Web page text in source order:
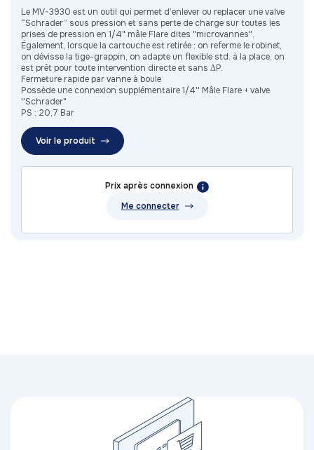
Le MV-3930 est un outil qui permet d’enlever ou replacer une valve
“Schrader” sous pression et sans perte de charge sur toutes les
prises de pression en 1/4" mâle Flare dites "microvannes".
Également, lorsque la cartouche est retirée : on referme le robinet,
on dévisse la tige-grappin, on adapte un flexible std. à la place, on
est prêt pour toute intervention directe et sans ΔP.
Fermeture rapide par vanne à boule
Possède une connexion supplémentaire 1/4'' Mâle Flare + valve
''Schrader"
PS : 20,7 Bar
Voir le produit
Prix après connexion
Me connecter